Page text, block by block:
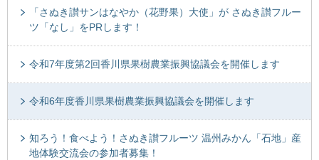
「さぬき讃サンはなやか（花野果）大使」が さぬき讃フルー
ツ「なし」をPRします！
令和7年度第2回香川県果樹農業振興協議会を開催します
令和6年度香川県果樹農業振興協議会を開催します
知ろう！食べよう！さぬき讃フルーツ 温州みかん「石地」産
地体験交流会の参加者募集！